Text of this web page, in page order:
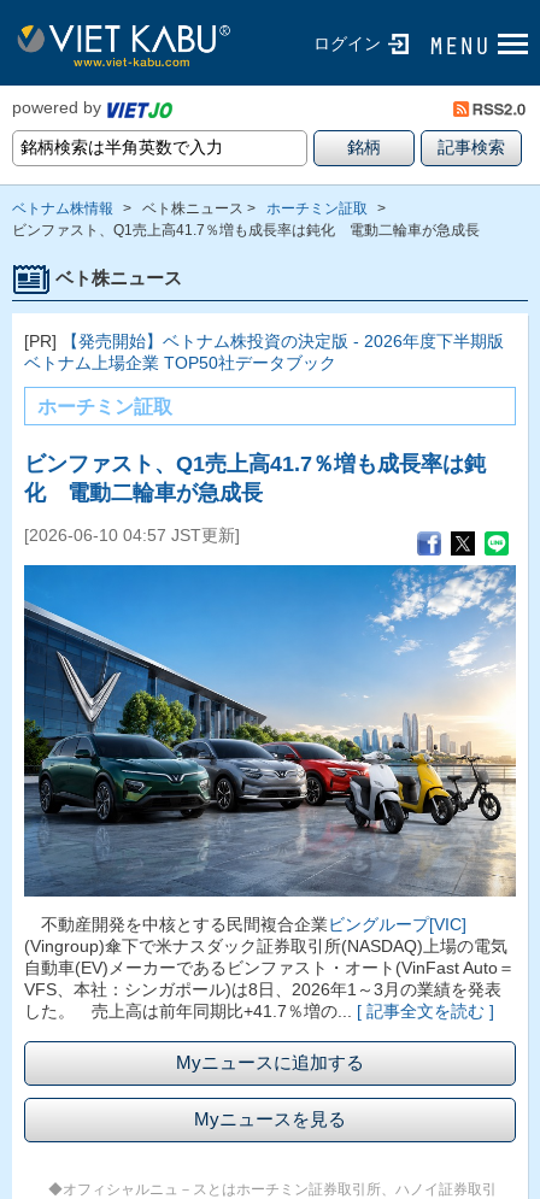
ログイン
powered by
ベトナム株情報 > ベト株ニュース > ホーチミン証取
>
ビンファスト、Q1売上高41.7％増も成長率は鈍化 電動二輪車が急成長
ベト株ニュース
[PR]
【発売開始】ベトナム株投資の決定版 - 2026年度下半期版
ベトナム上場企業 TOP50社データブック
ホーチミン証取
ビンファスト、Q1売上高41.7％増も成長率は鈍
化 電動二輪車が急成長
[2026-06-10 04:57 JST更新]
不動産開発を中核とする民間複合企業ビングループ[VIC]
(Vingroup)傘下で米ナスダック証券取引所(NASDAQ)上場の電気
自動車(EV)メーカーであるビンファスト・オート(VinFast Auto＝
VFS、本社：シンガポール)は8日、2026年1～3月の業績を発表
した。 売上高は前年同期比+41.7％増の... [ 記事全文を読む ]
Myニュースに追加する
Myニュースを見る
◆オフィシャルニュ－スとはホーチミン証券取引所、ハノイ証券取引